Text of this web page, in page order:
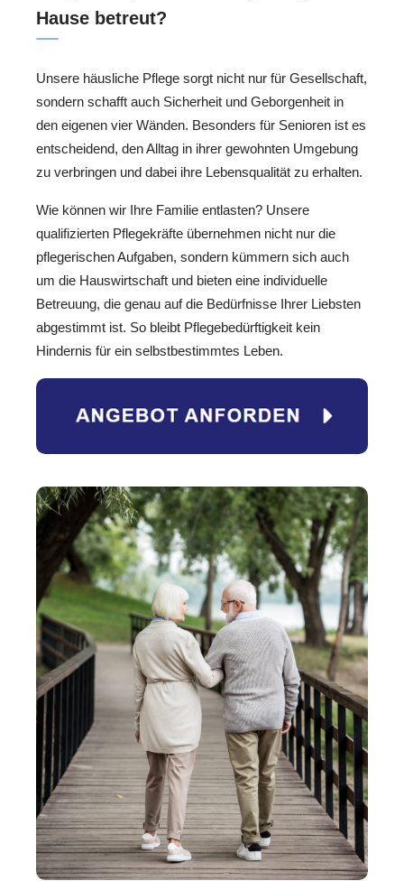
Hause betreut?
Unsere häusliche Pflege sorgt nicht nur für Gesellschaft,
sondern schafft auch Sicherheit und Geborgenheit in
den eigenen vier Wänden. Besonders für Senioren ist es
entscheidend, den Alltag in ihrer gewohnten Umgebung
zu verbringen und dabei ihre Lebensqualität zu erhalten.
Wie können wir Ihre Familie entlasten? Unsere
qualifizierten Pflegekräfte übernehmen nicht nur die
pflegerischen Aufgaben, sondern kümmern sich auch
um die Hauswirtschaft und bieten eine individuelle
Betreuung, die genau auf die Bedürfnisse Ihrer Liebsten
abgestimmt ist. So bleibt Pflegebedürftigkeit kein
Hindernis für ein selbstbestimmtes Leben.